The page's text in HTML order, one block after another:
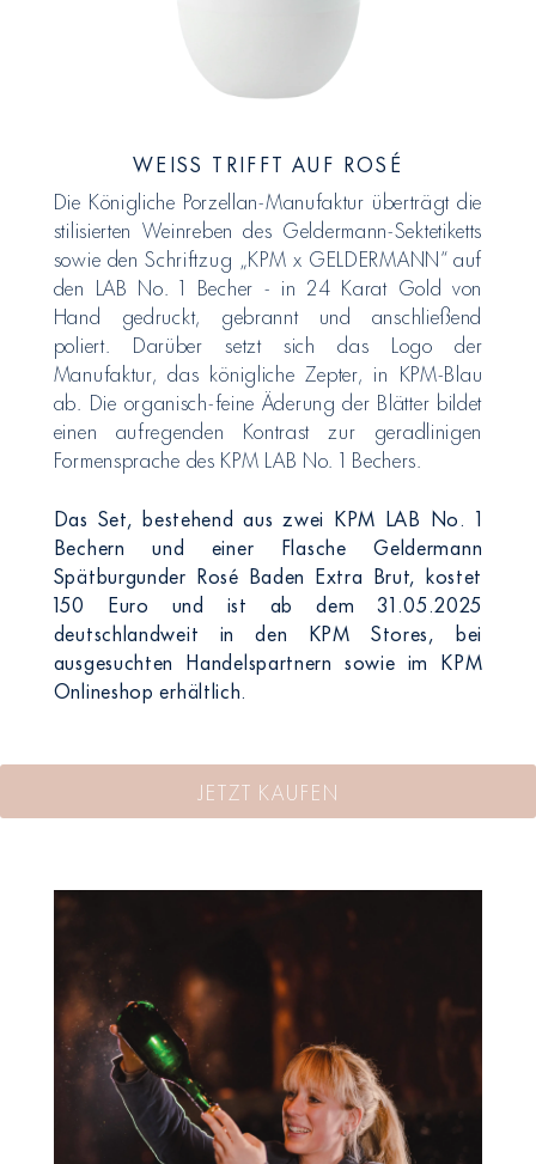
WEISS TRIFFT AUF ROSÉ
Die Königliche Porzellan-Manufaktur überträgt die
stilisierten Weinreben des Geldermann-Sektetiketts
sowie den Schriftzug „KPM x GELDERMANN“ auf
den LAB No. 1 Becher - in 24 Karat Gold von
Hand gedruckt, gebrannt und anschließend
poliert. Darüber setzt sich das Logo der
Manufaktur, das königliche Zepter, in KPM-Blau
ab. Die organisch-feine Äderung der Blätter bildet
einen aufregenden Kontrast zur geradlinigen
Formensprache des KPM LAB No. 1 Bechers.
Das Set, bestehend aus zwei KPM LAB No. 1
Bechern und einer Flasche Geldermann
Spätburgunder Rosé Baden Extra Brut, kostet
150 Euro und ist ab dem 31.05.2025
deutschlandweit in den KPM Stores, bei
ausgesuchten Handelspartnern sowie im KPM
Onlineshop erhältlich.
JETZT KAUFEN